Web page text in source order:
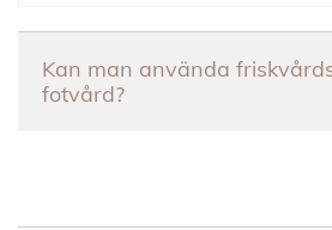
Kan man använda
fotvård?